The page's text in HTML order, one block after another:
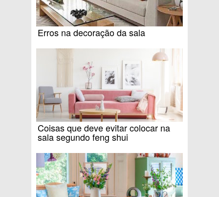
Erros na decoração da sala
Coisas que deve evitar colocar na
sala segundo feng shui